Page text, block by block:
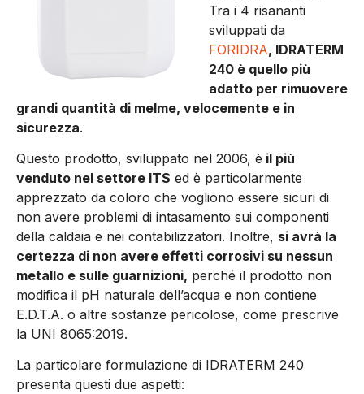
Tra i 4 risananti
sviluppati da
FORIDRA, IDRATERM
240 è quello più
adatto per rimuovere
grandi quantità di melme, velo­cemente e in
sicurezza.
Questo prodotto, sviluppato nel 2006, è il più
venduto nel settore ITS ed è particolarmente
apprezza­to da coloro che vogliono esse­re sicuri di
non avere problemi di intasamento sui componen­ti
della caldaia e nei contabiliz­zatori. Inoltre, si avrà la
certez­za di non avere effetti corrosivi su nessun
metallo e sulle guar­nizioni, perché il prodotto non
modifica il pH naturale dell’ac­qua e non contiene
E.D.T.A. o al­tre sostanze pericolose, come prescrive
la UNI 8065:2019.
La particolare formulazione di IDRATERM 240
presenta questi due aspetti: